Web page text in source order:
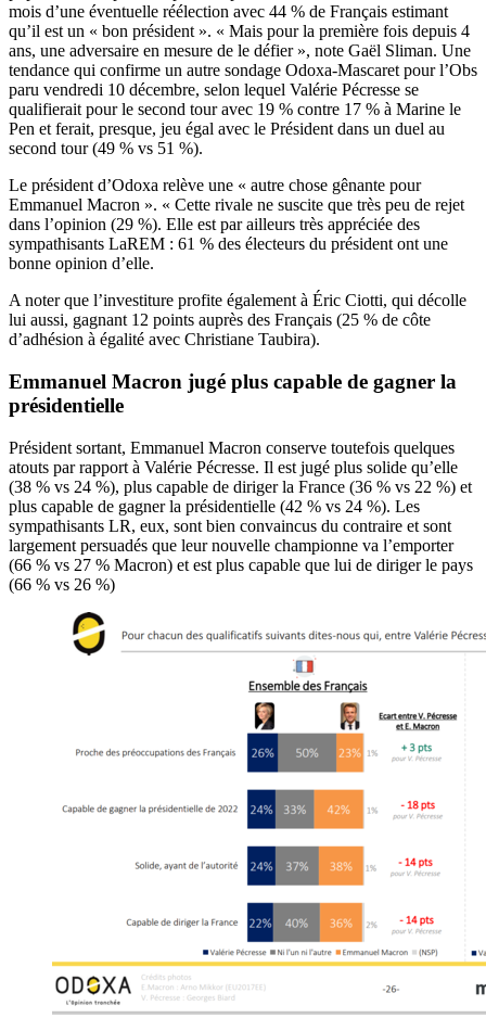
mois d’une éventuelle réélection avec 44 % de Français estimant
qu’il est un « bon président ». « Mais pour la première fois depuis 4
ans, une adversaire en mesure de le défier », note Gaël Sliman. Une
tendance qui confirme un autre sondage Odoxa-Mascaret pour l’Obs
paru vendredi 10 décembre, selon lequel Valérie Pécresse se
qualifierait pour le second tour avec 19 % contre 17 % à Marine le
Pen et ferait, presque, jeu égal avec le Président dans un duel au
second tour (49 % vs 51 %).
Le président d’Odoxa relève une « autre chose gênante pour
Emmanuel Macron ». « Cette rivale ne suscite que très peu de rejet
dans l’opinion (29 %). Elle est par ailleurs très appréciée des
sympathisants LaREM : 61 % des électeurs du président ont une
bonne opinion d’elle.
A noter que l’investiture profite également à Éric Ciotti, qui décolle
lui aussi, gagnant 12 points auprès des Français (25 % de côte
d’adhésion à égalité avec Christiane Taubira).
Emmanuel Macron jugé plus capable de gagner la
présidentielle
Président sortant, Emmanuel Macron conserve toutefois quelques
atouts par rapport à Valérie Pécresse. Il est jugé plus solide qu’elle
(38 % vs 24 %), plus capable de diriger la France (36 % vs 22 %) et
plus capable de gagner la présidentielle (42 % vs 24 %). Les
sympathisants LR, eux, sont bien convaincus du contraire et sont
largement persuadés que leur nouvelle championne va l’emporter
(66 % vs 27 % Macron) et est plus capable que lui de diriger le pays
(66 % vs 26 %)